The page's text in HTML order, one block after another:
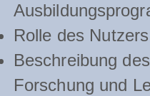
Rolle des
Beschreibung
Forschung und